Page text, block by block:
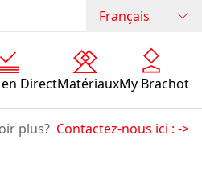
Français
DirectMatériauxMy Brachot
plus? Contactez-nous ici : ->